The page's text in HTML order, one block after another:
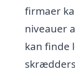
firmaer
niveauer
kan finde